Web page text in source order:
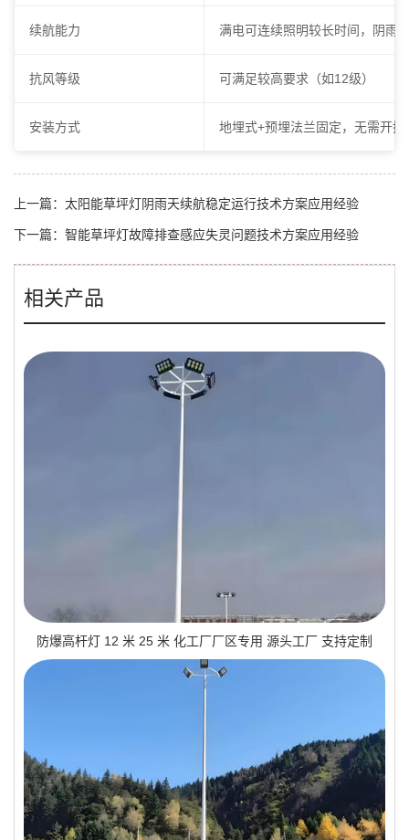
续航能力 满电可连续照明较长时间，阴雨
抗风等级 可满足较高要求（如12级）
安装方式 地埋式+预埋法兰固定，无需开挖
上一篇： 太阳能草坪灯阴雨天续航稳定运行技术方案应用经验
下一篇： 智能草坪灯故障排查感应失灵问题技术方案应用经验
相关产品
防爆高杆灯 12 米 25 米 化工厂厂区专用 源头工厂 支持定制